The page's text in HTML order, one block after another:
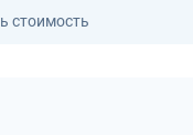
стоимость